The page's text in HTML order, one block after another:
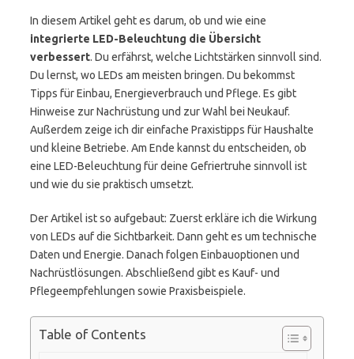
In diesem Artikel geht es darum, ob und wie eine
integrierte LED-Beleuchtung die Übersicht
verbessert. Du erfährst, welche Lichtstärken sinnvoll sind.
Du lernst, wo LEDs am meisten bringen. Du bekommst
Tipps für Einbau, Energieverbrauch und Pflege. Es gibt
Hinweise zur Nachrüstung und zur Wahl bei Neukauf.
Außerdem zeige ich dir einfache Praxistipps für Haushalte
und kleine Betriebe. Am Ende kannst du entscheiden, ob
eine LED-Beleuchtung für deine Gefriertruhe sinnvoll ist
und wie du sie praktisch umsetzt.
Der Artikel ist so aufgebaut: Zuerst erkläre ich die Wirkung
von LEDs auf die Sichtbarkeit. Dann geht es um technische
Daten und Energie. Danach folgen Einbauoptionen und
Nachrüstlösungen. Abschließend gibt es Kauf- und
Pflegeempfehlungen sowie Praxisbeispiele.
Table of Contents